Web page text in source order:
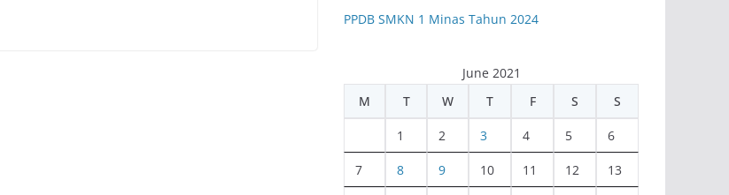
PPDB SMKN 1 Minas Tahun 2024
June 2021
M
T W T F S S
1 2 3 4 5 6
7 8 9 10 11 12 13